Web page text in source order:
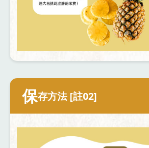
保存方法 [註02]